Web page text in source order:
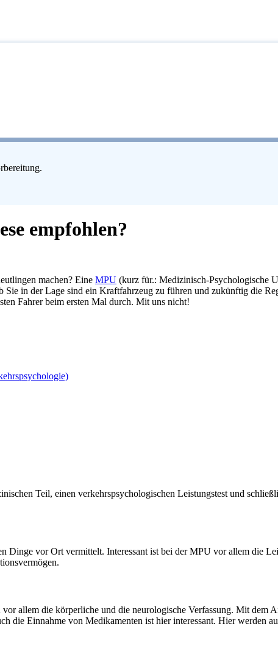
empfohlen?
machen? Eine MPU (kurz für.: Medizinisch-Psychologische
in der Lage sind ein Kraftfahrzeug zu führen und zukünftig die
Fahrer beim ersten Mal durch. Mit uns nicht!
Teil, einen verkehrspsychologischen Leistungstest und
Dinge vor Ort vermittelt. Interessant ist bei der MPU vor allem die
allem die körperliche und die neurologische Verfassung. Mit dem
die Einnahme von Medikamenten ist hier interessant. Hier werden